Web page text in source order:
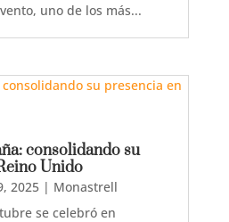
uno de los más...
consolidando su
Unido
2025| Monastrell
se celebró en